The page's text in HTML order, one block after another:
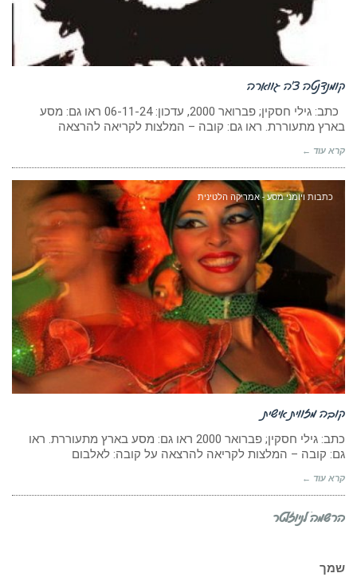
קומנדנטה צ’ה גווארה
כתב: גילי חסקין; פברואר 2000, עדכון: 06-11-24 ראו גם: מסע
בארץ מתעוררת. ראו גם: קובה – המלצות לקריאה להרצאה
קרא עוד ←
כתבות ויומני מסע - אמריקה הלטינית
קובה מזווית אישית
כתב: גילי חסקין; פברואר 2000 ראו גם: מסע בארץ מתעוררת. ראו
גם: קובה – המלצות לקריאה להרצאה על קובה: לאלבום
קרא עוד ←
הרשמה לניוזלטר
שמך